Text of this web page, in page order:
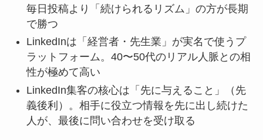
毎日投稿より「続けられるリズム」の方が長期
で勝つ
LinkedInは「経営者・先生業」が実名で使うプ
ラットフォーム。40〜50代のリアル人脈との相
性が極めて高い
LinkedIn集客の核心は「先に与えること」（先
義後利）。相手に役立つ情報を先に出し続けた
人が、最後に問い合わせを受け取る